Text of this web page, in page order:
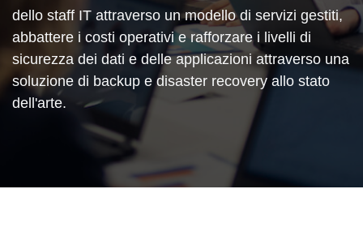
dello staff IT attraverso un modello di servizi gestiti,
abbattere i costi operativi e rafforzare i livelli di
sicurezza dei dati e delle applicazioni attraverso una
soluzione di backup e disaster recovery allo stato
dell'arte.